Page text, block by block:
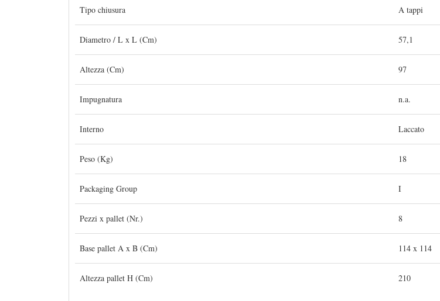
Tipo chiusura A tappi
Diametro / L x L (Cm) 57,1
Altezza (Cm) 97
Impugnatura n.a.
Interno Laccato
Peso (Kg) 18
Packaging Group I
Pezzi x pallet (Nr.) 8
Base pallet A x B (Cm) 114 x 114
Altezza pallet H (Cm) 210